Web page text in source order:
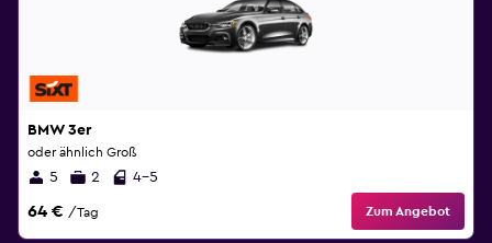
BMW 3er
oder ähnlich Groß
5 2 4-5
64 € /Tag Zum Angebot